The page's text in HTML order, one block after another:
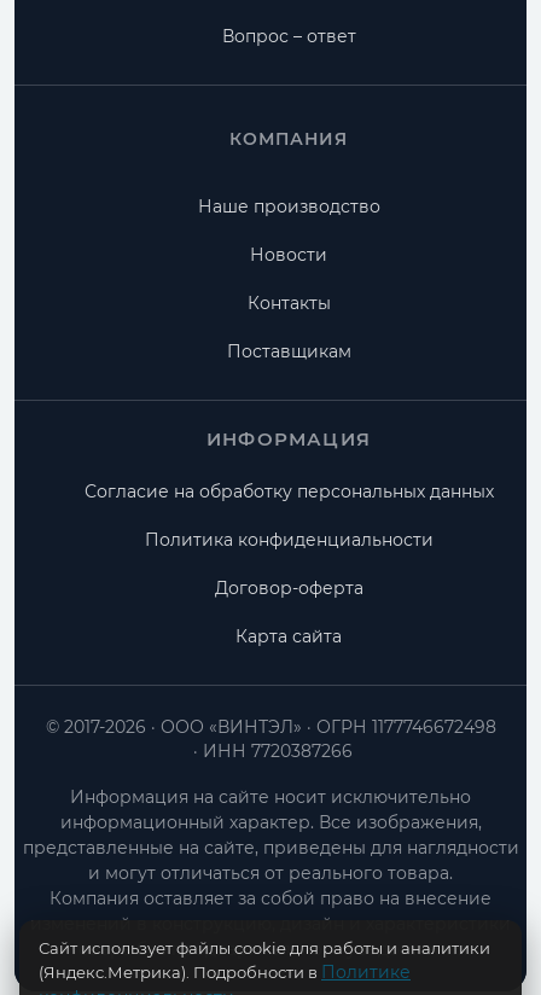
Вопрос – ответ
КОМПАНИЯ
Наше производство
Новости
Контакты
Поставщикам
ИНФОРМАЦИЯ
Согласие на обработку персональных данных
Политика конфиденциальности
Договор-оферта
Карта сайта
ООО «ВИНТЭЛ»
ОГРН 1177746672498
ИНН 7720387266
© 2017-2026
Информация на сайте носит исключительно
информационный характер. Все изображения,
представленные на сайте, приведены для наглядности
и могут отличаться от реального товара.
Компания оставляет за собой право на внесение
изменений в конструкцию, дизайн и характеристики
товара без предварительного уведомления.
Сайт использует файлы cookie для работы и аналитики
(Яндекс.Метрика). Подробности в Политике